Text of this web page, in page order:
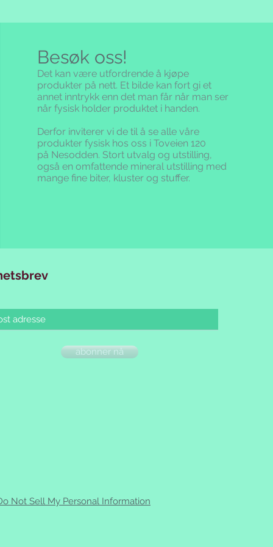
Besøk oss!
Det kan være utfordrende å kjøpe
produkter på nett. Et bilde kan fort gi et
annet inntrykk enn det man får når man ser
når fysisk holder produktet i handen.
Derfor inviterer vi de til å se alle våre
produkter fysisk hos oss i Toveien 120
på Nesodden. Stort utvalg og utstilling,
også en omfattende mineral utstilling med
mange fine biter, kluster og stuffer.
abonner nå
Not Sell My Personal Information